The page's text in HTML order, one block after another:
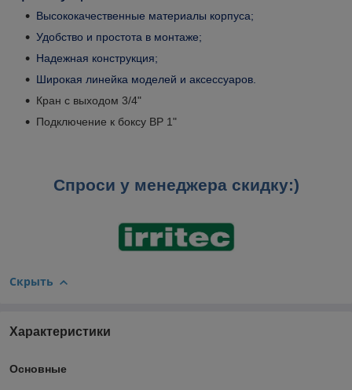
Высококачественные материалы корпуса;
Удобство и простота в монтаже;
Надежная конструкция;
Широкая линейка моделей и аксессуаров.
Кран с выходом 3/4"
Подключение к боксу ВР 1"
Спроси у менеджера скидку:)
Скрыть
Характеристики
Основные